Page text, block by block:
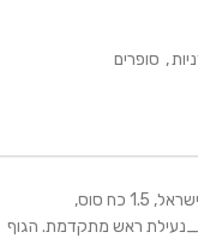
, סופרים
הספק טחינה של כשלוש מאות ק”ג בשעה._x000B_נעילת ראש מתקדמת. הגוף